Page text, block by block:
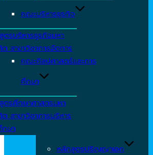
คณะบริหารธุรกิจ
ตรบริหารธุรกิจมหา
สาขาวิชาการจัดการ
คณะศิลปศาสตร์และการ
ศึกษา
ตรศึกษาศาสตรมหา
สาขาวิชาการบริหาร
กษา
หลักสูตรปริญญาเอก